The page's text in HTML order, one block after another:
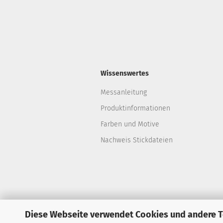
Diese Webseite verwendet Cookies und andere
Wissenswertes
Messanleitung
Produktinformationen
Farben und Motive
Nachweis Stickdateien